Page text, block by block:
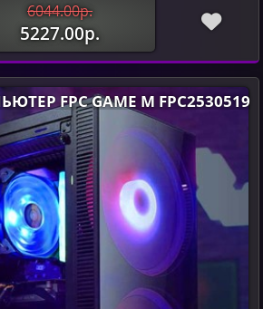
6044.00р.
5227.00р.
FPC GAME M FPC2530519